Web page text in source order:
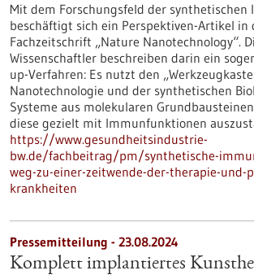
Mit dem Forschungsfeld der synthetischen
beschäftigt sich ein Perspektiven-Artikel in
Fachzeitschrift „Nature Nanotechnology“.
Wissenschaftler beschreiben darin ein
up-Verfahren: Es nutzt den
Nanotechnologie und der synthetischen
Systeme aus molekularen
diese gezielt mit Immunfunktionen
https://www.gesundheitsindustrie-
bw.de/fachbeitrag/pm/synthetische-
weg-zu-einer-zeitwende-der-therapie-und-
krankheiten
Pressemitteilung - 23.08.2024
Komplett implantiertes